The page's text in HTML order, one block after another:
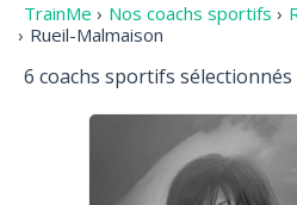
TrainMe › Nos coachs sportifs ›
› Rueil-Malmaison
6 coachs sportifs